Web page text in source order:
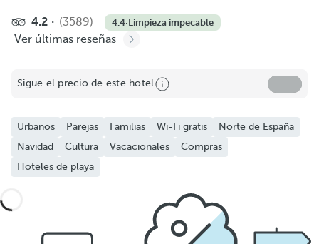
4.2 (3589) 4.4·Limpieza impecable
Ver últimas reseñas
Sigue el precio de este hotel
Urbanos Parejas Familias Wi-Fi gratis
Norte de España
Navidad
Cultura Vacacionales
Compras
Hoteles de playa